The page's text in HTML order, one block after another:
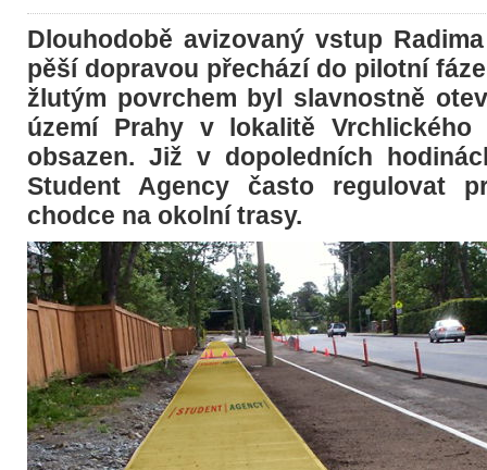
Dlouhodobě avizovaný vstup
pěší dopravou přechází do pilotní
žlutým povrchem byl slavnostně
území Prahy v lokalitě
obsazen. Již v dopoledních
Student Agency často regulovat
chodce na okolní trasy.